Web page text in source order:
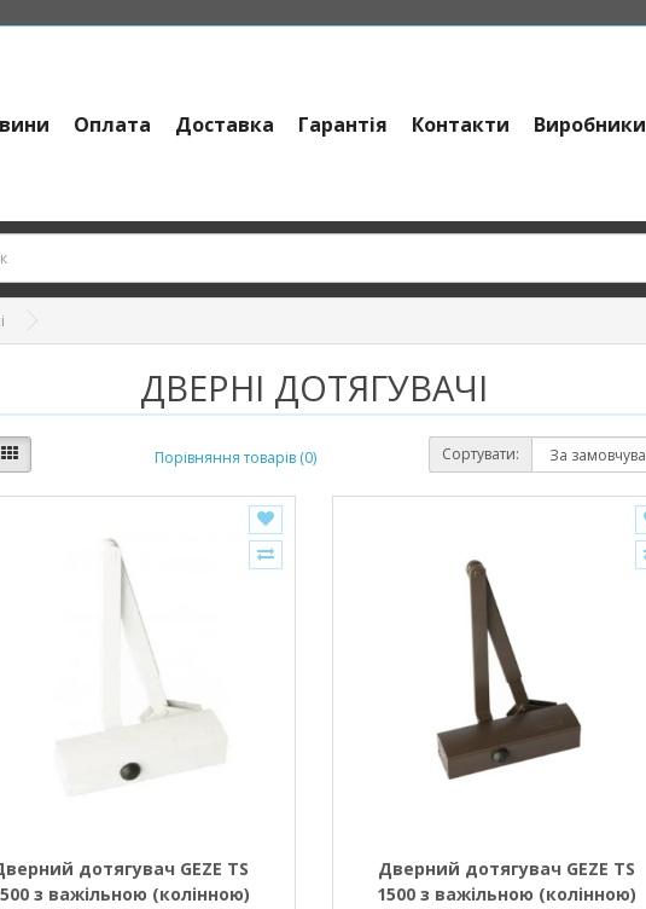
Оплата Доставка Гарантія Контакти Виробники
ДВЕРНІ ДОТЯГУВАЧІ
Порівняння товарів (0) Сортувати:
дотягувач GEZE TS
з важільною (колінною)
Дверний дотягувач GEZE TS
1500 з важільною (колінною)